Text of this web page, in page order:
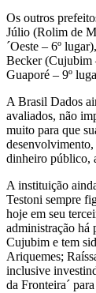
Os outros
Júlio (Rolim de
´Oeste – 6º
Becker (Cujubim
Guaporé – 9º
A Brasil Dados
avaliados, não
muito para que
dinheiro público,
A instituição
Testoni sempre
hoje em seu
administração há
Cujubim e tem
Ariquemes;
inclusive
da Fronteira´